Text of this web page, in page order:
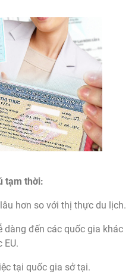
tạm thời:
hơn so với thị thực du lịch.
dàng đến các quốc gia khác
EU.
tại quốc gia sở tại.